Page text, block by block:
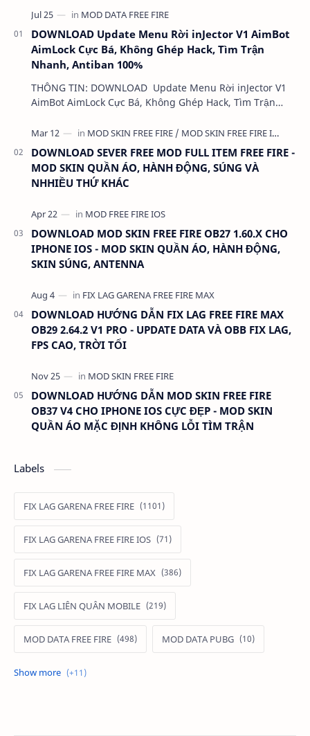
DOWNLOAD Update Menu Rời inJector V1 AimBot
AimLock Cực Bá, Không Ghép Hack, Tìm Trận
Nhanh, Antiban 100%
THÔNG TIN: DOWNLOAD Update Menu Rời inJector V1
AimBot AimLock Cực Bá, Không Ghép Hack, Tìm Trận
DOWNLOAD SEVER FREE MOD FULL ITEM FREE FIRE -
MOD SKIN QUẦN ÁO, HÀNH ĐỘNG, SÚNG VÀ
NHHIỀU THỨ KHÁC
DOWNLOAD MOD SKIN FREE FIRE OB27 1.60.X CHO
IPHONE IOS - MOD SKIN QUẦN ÁO, HÀNH ĐỘNG,
SKIN SÚNG, ANTENNA
DOWNLOAD HƯỚNG DẪN FIX LAG FREE FIRE MAX
OB29 2.64.2 V1 PRO - UPDATE DATA VÀ OBB FIX LAG,
FPS CAO, TRỜI TỐI
DOWNLOAD HƯỚNG DẪN MOD SKIN FREE FIRE
OB37 V4 CHO IPHONE IOS CỰC ĐẸP - MOD SKIN
QUẦN ÁO MẶC ĐỊNH KHÔNG LỖI TÌM TRẬN
Labels
FIX LAG GARENA FREE FIRE
FIX LAG GARENA FREE FIRE IOS
FIX LAG GARENA FREE FIRE MAX
FIX LAG LIÊN QUÂN MOBILE
MOD DATA FREE FIRE MOD DATA PUBG
MOD FREE FIRE